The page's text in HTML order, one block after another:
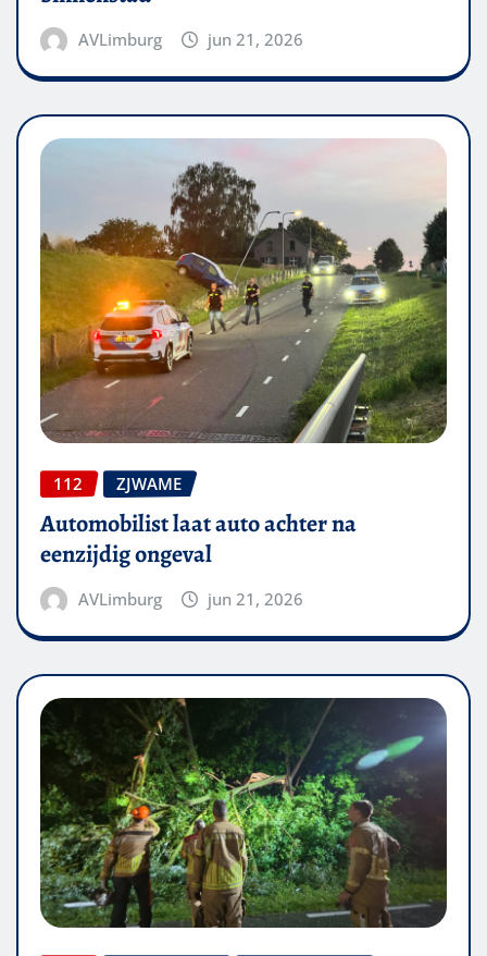
AVLimburg jun 21, 2026
112 ZJWAME
Automobilist laat auto achter na
eenzijdig ongeval
AVLimburg jun 21, 2026